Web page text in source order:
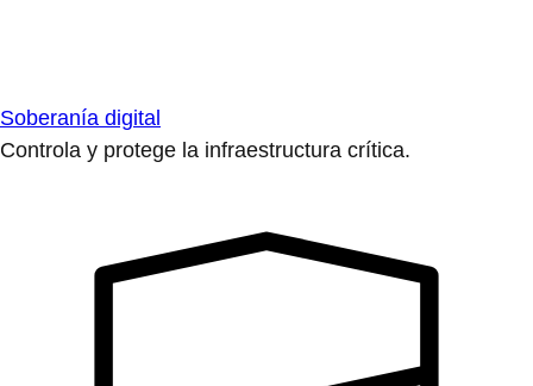
Soberanía digital
Controla y protege la infraestructura crítica.